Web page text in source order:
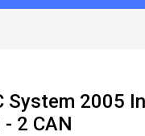
System 2005
2 CAN